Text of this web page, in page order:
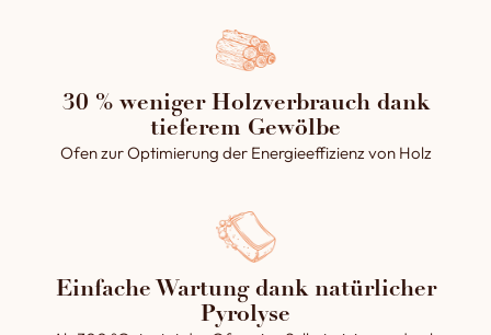
30 % weniger Holzverbrauch dank
tieferem Gewölbe
Ofen zur Optimierung der Energieeffizienz von Holz
Einfache Wartung dank natürlicher
Pyrolyse